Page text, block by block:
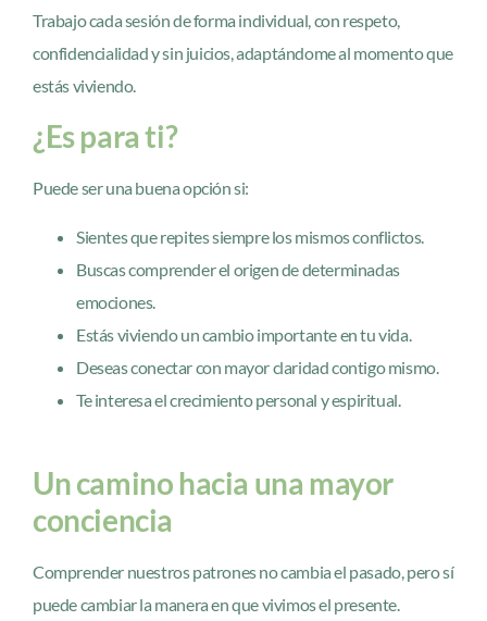
Trabajo cada sesión de forma individual, con respeto,
confidencialidad y sin juicios, adaptándome al momento que
estás viviendo.
¿Es para ti?
Puede ser una buena opción si:
Sientes que repites siempre los mismos conflictos.
Buscas comprender el origen de determinadas
emociones.
Estás viviendo un cambio importante en tu vida.
Deseas conectar con mayor claridad contigo mismo.
Te interesa el crecimiento personal y espiritual.
Un camino hacia una mayor
conciencia
Comprender nuestros patrones no cambia el pasado, pero sí
puede cambiar la manera en que vivimos el presente.